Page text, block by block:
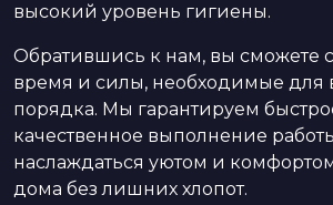
высокий уровень гигиены.
Обратившись к нам, вы сможете
время и силы, необходимые для
порядка. Мы гарантируем
качественное выполнение
наслаждаться уютом и
дома без лишних хлопот.